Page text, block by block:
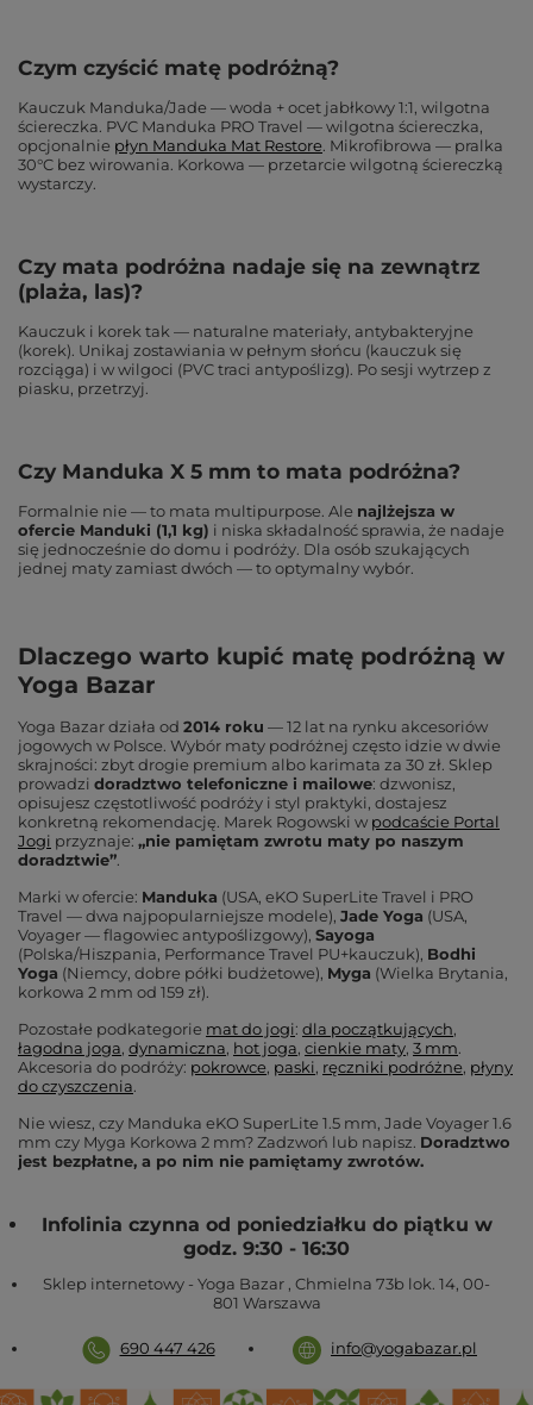
Czym czyścić matę podróżną?
Kauczuk Manduka/Jade — woda + ocet jabłkowy 1:1, wilgotna
ściereczka. PVC Manduka PRO Travel — wilgotna ściereczka,
opcjonalnie płyn Manduka Mat Restore. Mikrofibrowa — pralka
30°C bez wirowania. Korkowa — przetarcie wilgotną ściereczką
wystarczy.
Czy mata podróżna nadaje się na zewnątrz
(plaża, las)?
Kauczuk i korek tak — naturalne materiały, antybakteryjne
(korek). Unikaj zostawiania w pełnym słońcu (kauczuk się
rozciąga) i w wilgoci (PVC traci antypoślizg). Po sesji wytrzep z
piasku, przetrzyj.
Czy Manduka X 5 mm to mata podróżna?
Formalnie nie — to mata multipurpose. Ale najlżejsza w
ofercie Manduki (1,1 kg) i niska składalność sprawia, że nadaje
się jednocześnie do domu i podróży. Dla osób szukających
jednej maty zamiast dwóch — to optymalny wybór.
Dlaczego warto kupić matę podróżną w
Yoga Bazar
Yoga Bazar działa od 2014 roku — 12 lat na rynku akcesoriów
jogowych w Polsce. Wybór maty podróżnej często idzie w dwie
skrajności: zbyt drogie premium albo karimata za 30 zł. Sklep
prowadzi doradztwo telefoniczne i mailowe: dzwonisz,
opisujesz częstotliwość podróży i styl praktyki, dostajesz
konkretną rekomendację. Marek Rogowski w podcaście Portal
Jogi przyznaje: „nie pamiętam zwrotu maty po naszym
doradztwie”.
Marki w ofercie: Manduka (USA, eKO SuperLite Travel i PRO
Travel — dwa najpopularniejsze modele), Jade Yoga (USA,
Voyager — flagowiec antypoślizgowy), Sayoga
(Polska/Hiszpania, Performance Travel PU+kauczuk), Bodhi
Yoga (Niemcy, dobre półki budżetowe), Myga (Wielka Brytania,
korkowa 2 mm od 159 zł).
Pozostałe podkategorie mat do jogi: dla początkujących,
łagodna joga, dynamiczna, hot joga, cienkie maty, 3 mm.
Akcesoria do podróży: pokrowce, paski, ręczniki podróżne, płyny
do czyszczenia.
Nie wiesz, czy Manduka eKO SuperLite 1.5 mm, Jade Voyager 1.6
mm czy Myga Korkowa 2 mm? Zadzwoń lub napisz. Doradztwo
jest bezpłatne, a po nim nie pamiętamy zwrotów.
Infolinia czynna od poniedziałku do piątku w
godz. 9:30 - 16:30
Sklep internetowy - Yoga Bazar , Chmielna 73b lok. 14, 00-
801 Warszawa
690 447 426 info@yogabazar.pl